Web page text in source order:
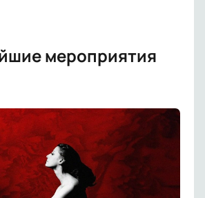
мероприятия